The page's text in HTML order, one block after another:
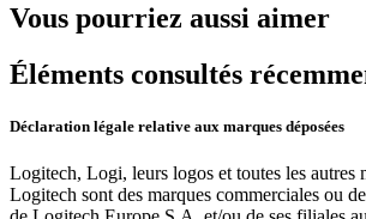
Vous pourriez aussi aimer
Éléments consultés
Déclaration légale relative aux marques déposées
Logitech, Logi, leurs logos et toutes les autres
Logitech sont des marques commerciales ou